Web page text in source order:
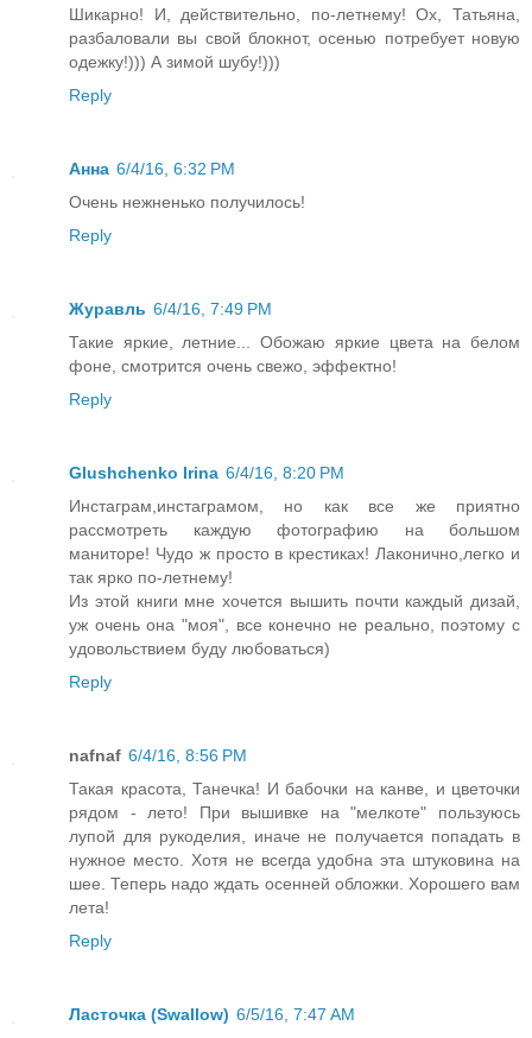
Шикарно! И, действительно, по-летнему! Ох, Татьяна,
разбаловали вы свой блокнот, осенью потребует новую
одежку!))) А зимой шубу!)))
Reply
Анна 6/4/16, 6:32 PM
Очень нежненько получилось!
Reply
Журавль 6/4/16, 7:49 PM
Такие яркие, летние... Обожаю яркие цвета на белом
фоне, смотрится очень свежо, эффектно!
Reply
Glushchenko Irina 6/4/16, 8:20 PM
Инстаграм,инстаграмом, но как все же приятно
рассмотреть каждую фотографию на большом
маниторе! Чудо ж просто в крестиках! Лаконично,легко и
так ярко по-летнему!
Из этой книги мне хочется вышить почти каждый дизай,
уж очень она "моя", все конечно не реально, поэтому с
удовольствием буду любоваться)
Reply
nafnaf 6/4/16, 8:56 PM
Такая красота, Танечка! И бабочки на канве, и цветочки
рядом - лето! При вышивке на "мелкоте" пользуюсь
лупой для рукоделия, иначе не получается попадать в
нужное место. Хотя не всегда удобна эта штуковина на
шее. Теперь надо ждать осенней обложки. Хорошего вам
лета!
Reply
Ласточка (Swallow) 6/5/16, 7:47 AM